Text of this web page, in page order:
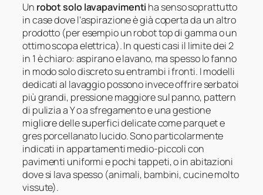
Un robot solo lavapavimenti ha senso soprattutto
in case dove l’aspirazione è già coperta da un altro
prodotto (per esempio un robot top di gamma o un
ottimo scopa elettrica). In questi casi il limite dei 2
in 1 è chiaro: aspirano e lavano, ma spesso lo fanno
in modo solo discreto su entrambi i fronti. I modelli
dedicati al lavaggio possono invece offrire serbatoi
più grandi, pressione maggiore sul panno, pattern
di pulizia a Y o a sfregamento e una gestione
migliore delle superfici delicate come parquet e
gres porcellanato lucido. Sono particolarmente
indicati in appartamenti medio‑piccoli con
pavimenti uniformi e pochi tappeti, o in abitazioni
dove si lava spesso (animali, bambini, cucine molto
vissute).